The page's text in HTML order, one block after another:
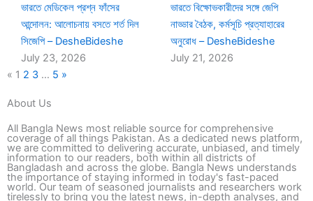
ভারতে মেডিকেল প্রশ্ন ফাঁসের
আন্দোলন: আলোচনায় বসতে শর্ত দিল
সিজেপি – DesheBideshe
July 23, 2026
ভারতে বিক্ষোভকারীদের সঙ্গে জেপি
নাড্ডার বৈঠক, কর্মসূচি প্রত্যাহারের
অনুরোধ – DesheBideshe
July 21, 2026
« 1 2 3 … 5 »
About Us
All Bangla News most reliable source for comprehensive
coverage of all things Pakistan. As a dedicated news platform,
we are committed to delivering accurate, unbiased, and timely
information to our readers, both within all districts of
Bangladash and across the globe. Bangla News understands
the importance of staying informed in today's fast-paced
world. Our team of seasoned journalists and researchers work
tirelessly to bring you the latest news, in-depth analyses, and